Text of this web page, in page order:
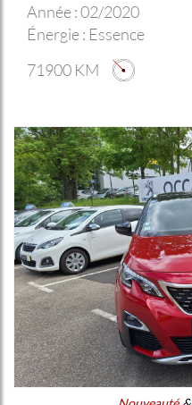
Année :02/2020
Énergie : Essence
71900 KM